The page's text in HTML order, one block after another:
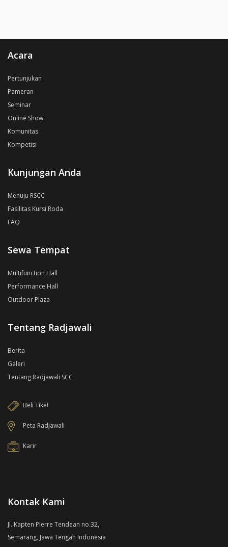
Acara
Pertunjukan
Pameran
Seminar
Online Show
Komunitas
Kompetisi
Kunjungan Anda
Menuju RSCC
Fasilitas Kursi Roda
FAQ
Sewa Tempat
Multifunction Hall
Performance Hall
Outdoor Plaza
Tentang Radjawali
Berita
Galeri
Tentang Radjawali SCC
Beli Tiket
Peta Radjawali
Karir
Kontak Kami
Jl. Kapten Pierre Tendean no.32,
Semarang, Jawa Tengah Indonesia